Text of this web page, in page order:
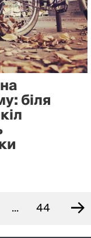
біля
... 44 →